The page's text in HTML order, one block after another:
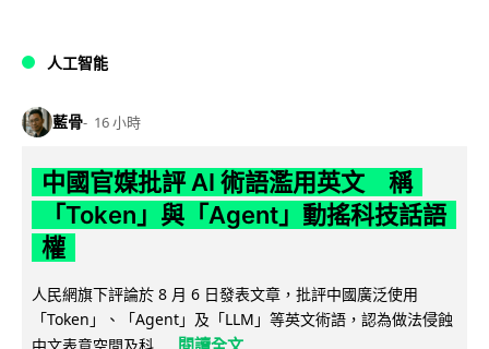
人工智能
藍骨 16 小時
中國官媒批評 AI 術語濫用英文 稱
「Token」與「Agent」動搖科技話語
權
人民網旗下評論於 8 月 6 日發表文章，批評中國廣泛使用
「Token」、「Agent」及「LLM」等英文術語，認為做法侵蝕
中文表意空間及科...
閱讀全文